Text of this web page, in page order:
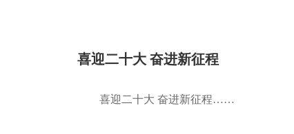
喜迎二十大 奋进新征程
喜迎二十大 奋进新征程……